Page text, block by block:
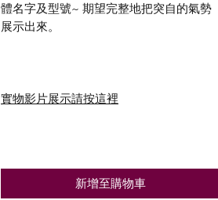
體名字及型號~ 期望完整地把突自的氣勢
展示出來。
實物影片展示請按這裡
新增至購物車